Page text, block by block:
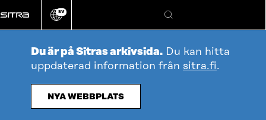
direkt
till
Ändra
språk
SV
Sök
Du är på Sitras arkivsida. Du kan hitta
uppdaterad information från sitra.fi.
NYA WEBBPLATS